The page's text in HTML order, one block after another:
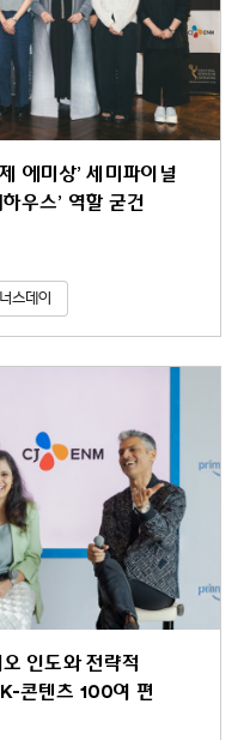
에미상’ 세미파이널
우스’ 역할 굳건
스데이
인도와 전략적
콘텐츠 100여 편